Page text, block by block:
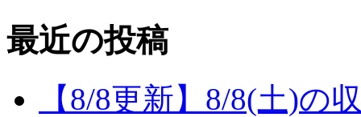
最近の投稿
【8/8更新】8/8(土)の